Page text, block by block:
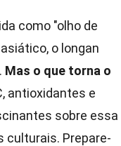
como "olho de
o longan
Mas o que torna o
antioxidantes e
sobre essa
culturais. Prepare-